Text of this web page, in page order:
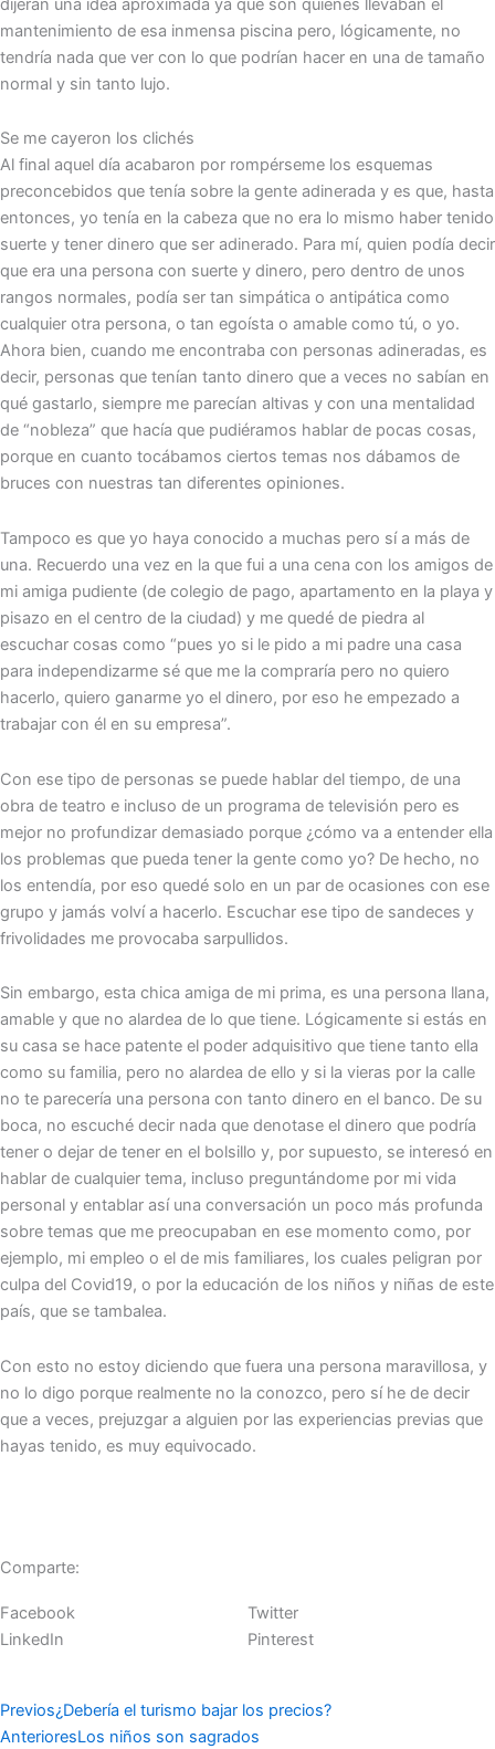
dijeran una idea aproximada ya que son quienes llevaban el
mantenimiento de esa inmensa piscina pero, lógicamente, no
tendría nada que ver con lo que podrían hacer en una de tamaño
normal y sin tanto lujo.
Se me cayeron los clichés
Al final aquel día acabaron por rompérseme los esquemas
preconcebidos que tenía sobre la gente adinerada y es que, hasta
entonces, yo tenía en la cabeza que no era lo mismo haber tenido
suerte y tener dinero que ser adinerado. Para mí, quien podía decir
que era una persona con suerte y dinero, pero dentro de unos
rangos normales, podía ser tan simpática o antipática como
cualquier otra persona, o tan egoísta o amable como tú, o yo.
Ahora bien, cuando me encontraba con personas adineradas, es
decir, personas que tenían tanto dinero que a veces no sabían en
qué gastarlo, siempre me parecían altivas y con una mentalidad
de “nobleza” que hacía que pudiéramos hablar de pocas cosas,
porque en cuanto tocábamos ciertos temas nos dábamos de
bruces con nuestras tan diferentes opiniones.
Tampoco es que yo haya conocido a muchas pero sí a más de
una. Recuerdo una vez en la que fui a una cena con los amigos de
mi amiga pudiente (de colegio de pago, apartamento en la playa y
pisazo en el centro de la ciudad) y me quedé de piedra al
escuchar cosas como “pues yo si le pido a mi padre una casa
para independizarme sé que me la compraría pero no quiero
hacerlo, quiero ganarme yo el dinero, por eso he empezado a
trabajar con él en su empresa”.
Con ese tipo de personas se puede hablar del tiempo, de una
obra de teatro e incluso de un programa de televisión pero es
mejor no profundizar demasiado porque ¿cómo va a entender ella
los problemas que pueda tener la gente como yo? De hecho, no
los entendía, por eso quedé solo en un par de ocasiones con ese
grupo y jamás volví a hacerlo. Escuchar ese tipo de sandeces y
frivolidades me provocaba sarpullidos.
Sin embargo, esta chica amiga de mi prima, es una persona llana,
amable y que no alardea de lo que tiene. Lógicamente si estás en
su casa se hace patente el poder adquisitivo que tiene tanto ella
como su familia, pero no alardea de ello y si la vieras por la calle
no te parecería una persona con tanto dinero en el banco. De su
boca, no escuché decir nada que denotase el dinero que podría
tener o dejar de tener en el bolsillo y, por supuesto, se interesó en
hablar de cualquier tema, incluso preguntándome por mi vida
personal y entablar así una conversación un poco más profunda
sobre temas que me preocupaban en ese momento como, por
ejemplo, mi empleo o el de mis familiares, los cuales peligran por
culpa del Covid19, o por la educación de los niños y niñas de este
país, que se tambalea.
Con esto no estoy diciendo que fuera una persona maravillosa, y
no lo digo porque realmente no la conozco, pero sí he de decir
que a veces, prejuzgar a alguien por las experiencias previas que
hayas tenido, es muy equivocado.
Comparte:
Facebook
Twitter
LinkedIn
Pinterest
Ant
Previos¿Debería el turismo bajar los precios?
AnterioresLos niños son sagrados
Siguiente